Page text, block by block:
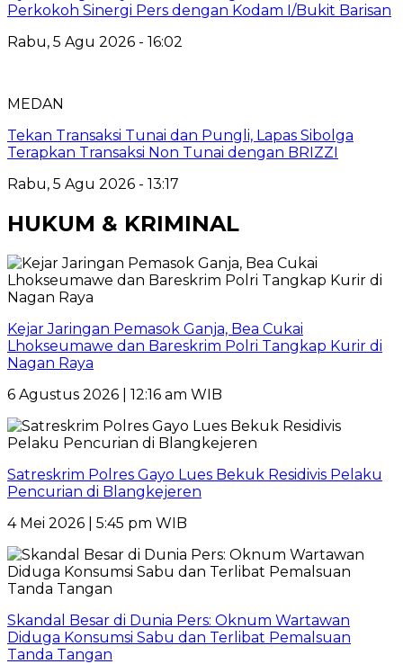
Perkokoh Sinergi Pers dengan Kodam I/Bukit Barisan
Rabu, 5 Agu 2026 - 16:02
MEDAN
Tekan Transaksi Tunai dan Pungli, Lapas Sibolga
Terapkan Transaksi Non Tunai dengan BRIZZI
Rabu, 5 Agu 2026 - 13:17
HUKUM & KRIMINAL
Kejar Jaringan Pemasok Ganja, Bea Cukai
Lhokseumawe dan Bareskrim Polri Tangkap Kurir di
Nagan Raya
6 Agustus 2026 | 12:16 am WIB
Satreskrim Polres Gayo Lues Bekuk Residivis Pelaku
Pencurian di Blangkejeren
4 Mei 2026 | 5:45 pm WIB
Skandal Besar di Dunia Pers: Oknum Wartawan
Diduga Konsumsi Sabu dan Terlibat Pemalsuan
Tanda Tangan